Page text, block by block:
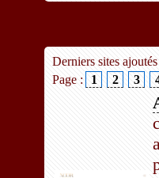
Derniers sites
Page :
1 2 3